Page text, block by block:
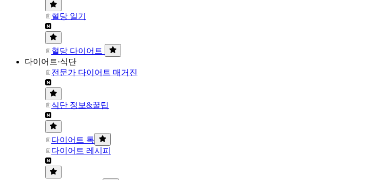
혈당 일기
혈당 다이어트
다이어트·식단
전문가 다이어트 매거진
식단 정보&꿀팁
다이어트 톡
다이어트 레시피